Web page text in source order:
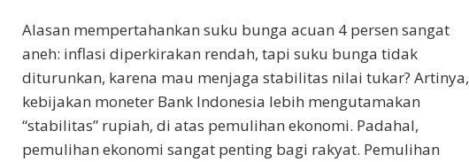
Alasan mempertahankan suku bunga acuan 4 persen sangat
aneh: inflasi diperkirakan rendah, tapi suku bunga tidak
diturunkan, karena mau menjaga stabilitas nilai tukar? Artinya,
kebijakan moneter Bank Indonesia lebih mengutamakan
“stabilitas” rupiah, di atas pemulihan ekonomi. Padahal,
pemulihan ekonomi sangat penting bagi rakyat. Pemulihan